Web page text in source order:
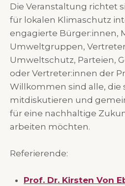
Die Veranstaltung richtet
für lokalen Klimaschutz
engagierte Bürger:innen,
Umweltgruppen,
Umweltschutz, Parteien,
oder Vertreter:innen der
Willkommen sind alle, die
mitdiskutieren und
für eine nachhaltige
arbeiten möchten.
Referierende:
Prof. Dr. Kirsten Von